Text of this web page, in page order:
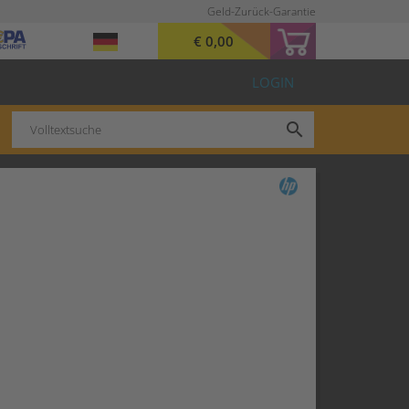
Geld-Zurück-Garantie
€ 0,00
LOGIN
search